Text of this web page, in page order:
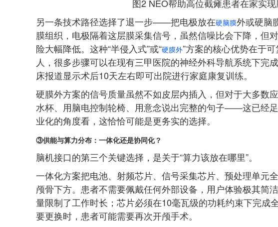
图2 NEO帮助高位截瘫患者在家实
另一条技术路径选择了退一步——把电极放在硬脑膜外或硬脑
膜组织，电极隔着这层膜采集信号，虽然信噪比会下降，但
险大幅降低。这种“半侵入式”或“硬膜外”方案的核心优势在于
人，很多步骤可以在现有三甲医院的神经外科导航系统下完
床报道显示术后10天左右即可出院进行家庭康复训练。
硬膜外方案的信号质量虽然不如皮层内插入，但对于大多
水杯、用脑电控制轮椅、用意念说出完整的句子——这已经
业化的角度看，这恰恰可能是更务实的选择。
③供能与算力分布 ：一体化还是协同化？
脑机接口的第三个关键选择，是关于“算力该放在哪里”。
一体化方案把电池、射频芯片、信号采集芯片、预处理单元
颅骨下方。患者不需要佩戴任何外部设备，用户体验极其简
量限制了工作时长；芯片必须在10毫瓦级的功耗约束下完成
要更换时，患者可能需要再次开颅手术。